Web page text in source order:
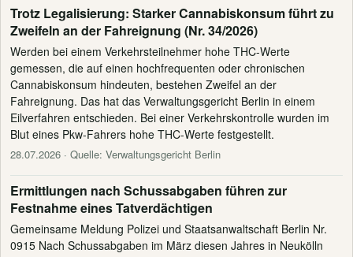
Trotz Legalisierung: Starker Cannabiskonsum führt zu
Zweifeln an der Fahreignung (Nr. 34/2026)
Werden bei einem Verkehrsteilnehmer hohe THC-Werte
gemessen, die auf einen hochfrequenten oder chronischen
Cannabiskonsum hindeuten, bestehen Zweifel an der
Fahreignung. Das hat das Verwaltungsgericht Berlin in einem
Eilverfahren entschieden. Bei einer Verkehrskontrolle wurden im
Blut eines Pkw-Fahrers hohe THC-Werte festgestellt.
28.07.2026 · Quelle: Verwaltungsgericht Berlin
Ermittlungen nach Schussabgaben führen zur
Festnahme eines Tatverdächtigen
Gemeinsame Meldung Polizei und Staatsanwaltschaft Berlin Nr.
0915 Nach Schussabgaben im März diesen Jahres in Neukölln